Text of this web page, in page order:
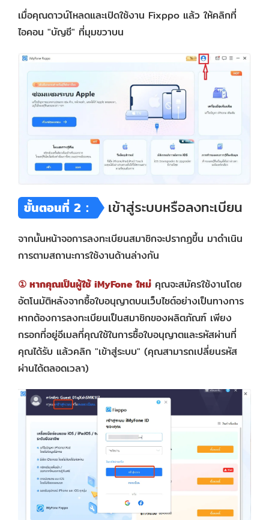
เมื่อคุณดาวน์โหลดและเปิดใช้งาน Fixppo แล้ว ให้คลิกที่
ไอคอน "บัญชี" ที่มุมขวาบน
ขั้นตอนที่ 2： เข้าสู่ระบบหรือลงทะเบียน
จากนั้นหน้าจอการลงทะเบียนสมาชิกจะปรากฏขึ้น มาดำเนิน
การตามสถานะการใช้งานด้านล่างกัน
① หากคุณเป็นผู้ใช้ iMyFone ใหม่ คุณจะสมัครใช้งานโดย
อัตโนมัติหลังจากซื้อใบอนุญาตบนเว็บไซต์อย่างเป็นทางการ
หากต้องการลงทะเบียนเป็นสมาชิกของผลิตภัณฑ์ เพียง
กรอกที่อยู่อีเมลที่คุณใช้ในการซื้อใบอนุญาตและรหัสผ่านที่
คุณได้รับ แล้วคลิก "เข้าสู่ระบบ" (คุณสามารถเปลี่ยนรหัส
ผ่านได้ตลอดเวลา)